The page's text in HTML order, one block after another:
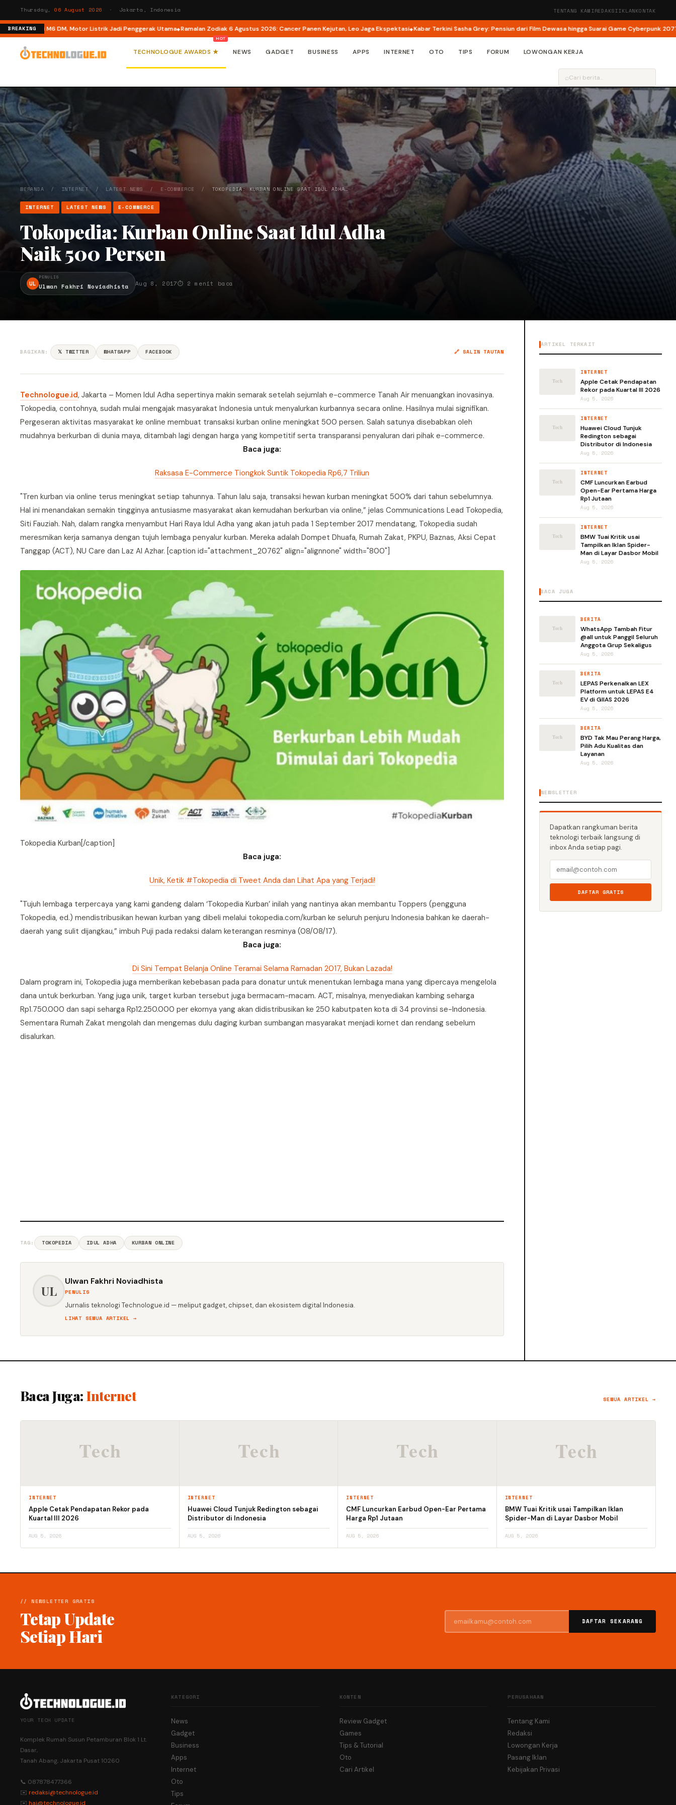
Thursday, 06 August 2026 · Jakarta, Indonesia TENTANG KAMIREDAKSIIKLANKONTAK
BREAKING
di M6 DM, Motor Listrik Jadi Penggerak Utama Ramalan Zodiak 6 Agustus 2026: Cancer Panen Kejutan, Leo Jaga Ekspektasi Kabar Terkini Sasha Grey: Pensiun dari Film Dewasa hingga Suarai Game Cyberpunk 2077 Ini
TECHNOLOGUE AWARDS ★ NEWS GADGET BUSINESS APPS INTERNET OTO TIPS FORUM LOWONGAN KERJA
⌕
BERANDA / INTERNET/ LATEST NEWS / E-COMMERCE / TOKOPEDIA: KURBAN ONLINE SAAT IDUL ADHA…
INTERNET LATEST NEWS E-COMMERCE
Tokopedia: Kurban Online Saat Idul Adha
Naik 500 Persen
UL
PENULIS
Ulwan Fakhri Noviadhista Aug 8, 2017⏱ 2 menit baca
BAGIKAN: 𝕏 TWITTER WHATSAPP FACEBOOK 🔗 SALIN TAUTAN
Technologue.id, Jakarta – Momen Idul Adha sepertinya makin semarak setelah sejumlah e-commerce Tanah Air menuangkan inovasinya.
Tokopedia, contohnya, sudah mulai mengajak masyarakat Indonesia untuk menyalurkan kurbannya secara online. Hasilnya mulai signifikan.
Pergeseran aktivitas masyarakat ke online membuat transaksi kurban online meningkat 500 persen. Salah satunya disebabkan oleh
mudahnya berkurban di dunia maya, ditambah lagi dengan harga yang kompetitif serta transparansi penyaluran dari pihak e-commerce.
Baca juga:
Raksasa E-Commerce Tiongkok Suntik Tokopedia Rp6,7 Triliun
"Tren kurban via online terus meningkat setiap tahunnya. Tahun lalu saja, transaksi hewan kurban meningkat 500% dari tahun sebelumnya.
Hal ini menandakan semakin tingginya antusiasme masyarakat akan kemudahan berkurban via online,” jelas Communications Lead Tokopedia,
Siti Fauziah. Nah, dalam rangka menyambut Hari Raya Idul Adha yang akan jatuh pada 1 September 2017 mendatang, Tokopedia sudah
meresmikan kerja samanya dengan tujuh lembaga penyalur kurban. Mereka adalah Dompet Dhuafa, Rumah Zakat, PKPU, Baznas, Aksi Cepat
Tanggap (ACT), NU Care dan Laz Al Azhar. [caption id="attachment_20762" align="alignnone" width="800"]
Tokopedia Kurban[/caption]
Baca juga:
Unik, Ketik #Tokopedia di Tweet Anda dan Lihat Apa yang Terjadi!
"Tujuh lembaga terpercaya yang kami gandeng dalam ‘Tokopedia Kurban’ inilah yang nantinya akan membantu Toppers (pengguna
Tokopedia, ed.) mendistribusikan hewan kurban yang dibeli melalui tokopedia.com/kurban ke seluruh penjuru Indonesia bahkan ke daerah-
daerah yang sulit dijangkau,” imbuh Puji pada redaksi dalam keterangan resminya (08/08/17).
Baca juga:
Di Sini Tempat Belanja Online Teramai Selama Ramadan 2017, Bukan Lazada!
Dalam program ini, Tokopedia juga memberikan kebebasan pada para donatur untuk menentukan lembaga mana yang dipercaya mengelola
dana untuk berkurban. Yang juga unik, target kurban tersebut juga bermacam-macam. ACT, misalnya, menyediakan kambing seharga
Rp1.750.000 dan sapi seharga Rp12.250.000 per ekornya yang akan didistribusikan ke 250 kabutpaten kota di 34 provinsi se-Indonesia.
Sementara Rumah Zakat mengolah dan mengemas dulu daging kurban sumbangan masyarakat menjadi kornet dan rendang sebelum
disalurkan.
TAG: TOKOPEDIA IDUL ADHA KURBAN ONLINE
UL
Ulwan Fakhri Noviadhista
PENULIS
Jurnalis teknologi Technologue.id — meliput gadget, chipset, dan ekosistem digital Indonesia.
LIHAT SEMUA ARTIKEL →
ARTIKEL TERKAIT
INTERNET
Apple Cetak Pendapatan
Rekor pada Kuartal III 2026
Aug 5, 2026
INTERNET
Huawei Cloud Tunjuk
Redington sebagai
Distributor di Indonesia
Aug 5, 2026
INTERNET
CMF Luncurkan Earbud
Open-Ear Pertama Harga
Rp1 Jutaan
Aug 5, 2026
INTERNET
BMW Tuai Kritik usai
Tampilkan Iklan Spider-
Man di Layar Dasbor Mobil
Aug 5, 2026
BACA JUGA
BERITA
WhatsApp Tambah Fitur
@all untuk Panggil Seluruh
Anggota Grup Sekaligus
Aug 5, 2026
BERITA
LEPAS Perkenalkan LEX
Platform untuk LEPAS E4
EV di GIIAS 2026
Aug 5, 2026
BERITA
BYD Tak Mau Perang Harga,
Pilih Adu Kualitas dan
Layanan
Aug 5, 2026
NEWSLETTER
Dapatkan rangkuman berita
teknologi terbaik langsung di
inbox Anda setiap pagi.
DAFTAR GRATIS
Baca Juga: Internet SEMUA ARTIKEL →
INTERNET
Apple Cetak Pendapatan Rekor pada
Kuartal III 2026
AUG 5, 2026
INTERNET
Huawei Cloud Tunjuk Redington sebagai
Distributor di Indonesia
AUG 5, 2026
INTERNET
CMF Luncurkan Earbud Open-Ear Pertama
Harga Rp1 Jutaan
AUG 5, 2026
INTERNET
BMW Tuai Kritik usai Tampilkan Iklan
Spider-Man di Layar Dasbor Mobil
AUG 5, 2026
// NEWSLETTER GRATIS
Tetap Update
Setiap Hari
DAFTAR SEKARANG
YOUR TECH UPDATE
Komplek Rumah Susun Petamburan Blok 1 Lt.
Dasar,
Tanah Abang, Jakarta Pusat 10260
📞 087878477366
✉️ redaksi@technologue.id
✉️ hai@technologue.id
KATEGORI
News
Gadget
Business
Apps
Internet
Oto
Tips
KONTEN
Review Gadget
Games
Tips & Tutorial
Oto
Cari Artikel
PERUSAHAAN
Tentang Kami
Redaksi
Lowongan Kerja
Pasang Iklan
Kebijakan Privasi